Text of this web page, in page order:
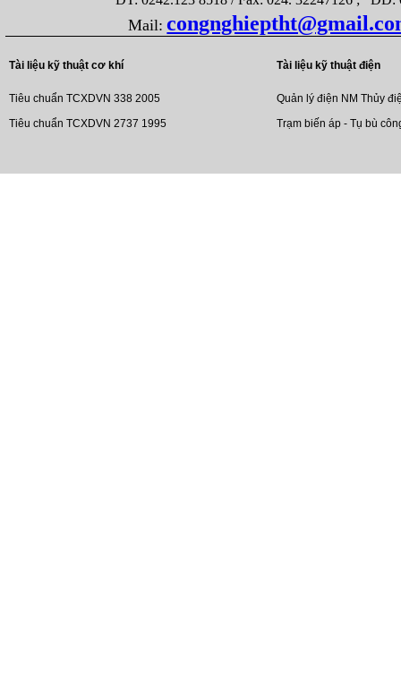
Mail:
Tài liệu kỹ thuật cơ khí
Tiêu chuẩn TCXDVN 338 2005
Tiêu chuẩn TCXDVN 2737 1995
Tài liệu kỹ thuật điện
Quản lý điện NM Thủy
Trạm biến áp - Tụ bù